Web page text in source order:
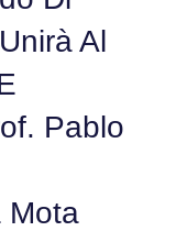
Al
Pablo
Mota